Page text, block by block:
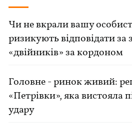
Чи не вкрали вашу
ризикують відповідати за
«двійників» за кордоном
Головне - ринок живий:
«Петрівки», яка вистояла
удару